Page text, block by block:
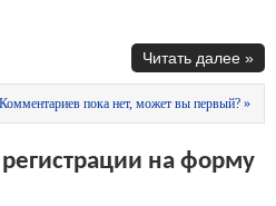
Читать далее »
Комментариев пока нет, может вы первый? »
на форму